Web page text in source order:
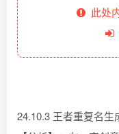
此处
24.10.3 王者重复名